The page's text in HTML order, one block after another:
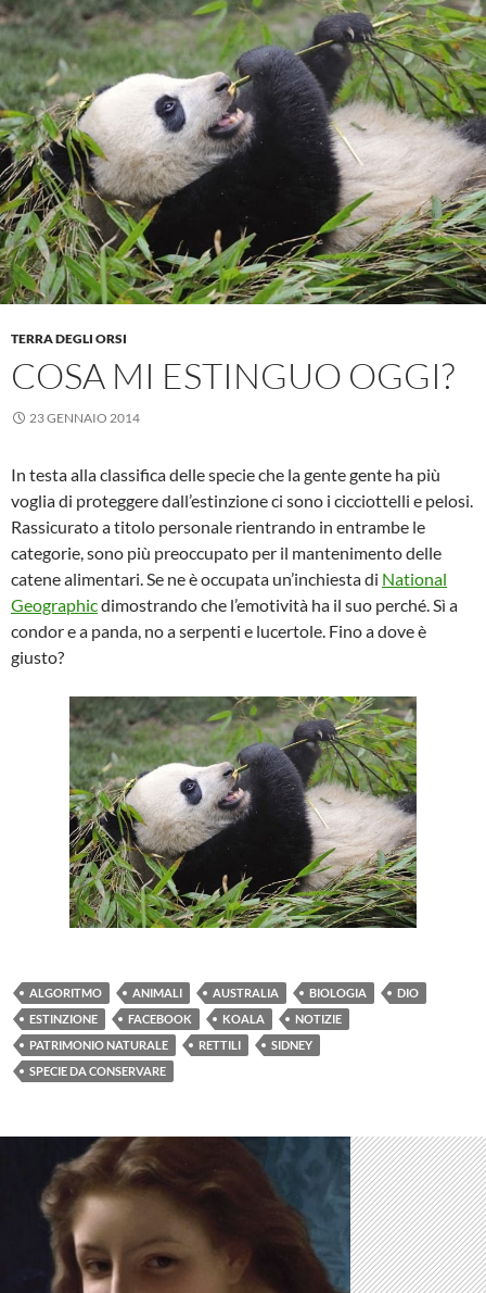
TERRA DEGLI ORSI
COSA MI ESTINGUO OGGI?
23 GENNAIO 2014
In testa alla classifica delle specie che la gente gente ha più
voglia di proteggere dall’estinzione ci sono i cicciottelli e pelosi.
Rassicurato a titolo personale rientrando in entrambe le
categorie, sono più preoccupato per il mantenimento delle
catene alimentari. Se ne è occupata un’inchiesta di National
Geographicdimostrando che l’emotività ha il suo perché. Sì a
condor e a panda, no a serpenti e lucertole. Fino a dove è
giusto?
ALGORITMO ANIMALI AUSTRALIA BIOLOGIA
DIO
ESTINZIONE
FACEBOOK KOALA
NOTIZIE
PATRIMONIO NATURALE
RETTILI
SIDNEY
SPECIE DA CONSERVARE